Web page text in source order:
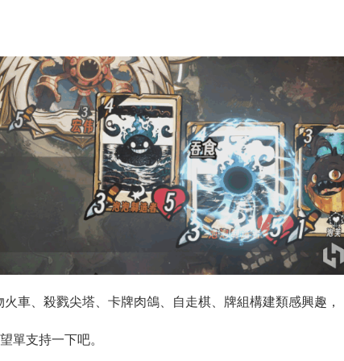
車、殺戮尖塔、卡牌肉鴿、自走棋、牌組構建類感興趣，
單支持一下吧。